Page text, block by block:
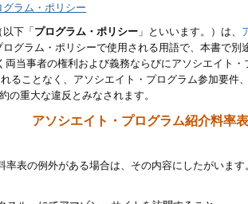
ラム・ポリシー
以下「プログラム・ポリシー 」といいます。）は、
グラム・ポリシーで使用される用語で、本書で
当事者の権利および義務ならびにアソシエイト
ることなく、アソシエイト・プログラム参加要
の重大な違反とみなされます。
アソシエイト・プログラム紹介料率
率表の例外がある場合は、その内容にしたがいま